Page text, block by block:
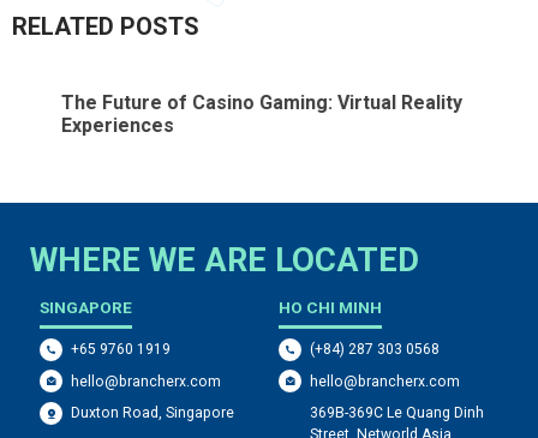
RELATED POSTS
The Future of Casino Gaming: Virtual Reality
Experiences
WHERE WE ARE LOCATED
SINGAPORE
+65 9760 1919
hello@brancherx.com
Duxton Road, Singapore
HO CHI MINH
(+84) 287 303 0568
hello@brancherx.com
369B-369C Le Quang Dinh
Street, Networld Asia